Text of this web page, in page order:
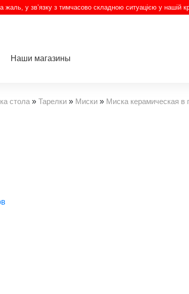
жаль, у зв’язку з тимчасово складною ситуацією у нашій
Наши магазины
стола » Тарелки » Миски » Миска керамическая в